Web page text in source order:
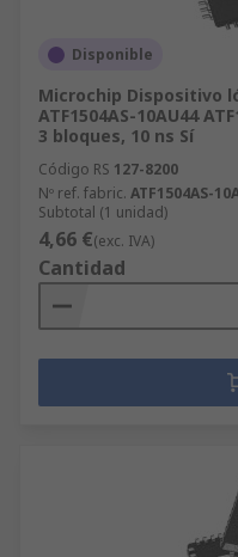
Disponible
Microchip Dispositivo
ATF1504AS-10AU44
3 bloques, 10 ns Sí
Código RS 127-8200
Nº ref. fabric. ATF1504AS-
Subtotal (1 unidad)
4,66 €(exc. IVA)
Cantidad